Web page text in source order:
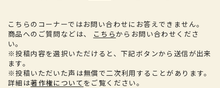
こちらのコーナーではお問い合わせにお答えできません。
商品へのご質問などは、
こちらからお問い合わせくださ
い。
※投稿内容を選択いただけると、下記ボタンから送信が出来
ます。
※投稿いただいた声は無償で二次利用することがあります。
詳細は著作権について をご覧ください。